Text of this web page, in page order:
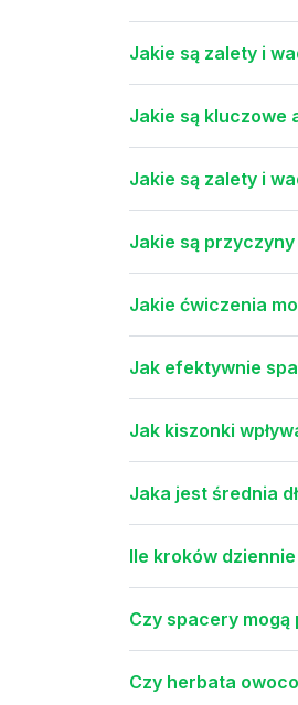
Jakie są zalety i
Jakie są kluczowe
Jakie są zalety i
Jakie są
Jakie ćwiczenia
Jak efektywnie
Jak kiszonki
Jaka jest średnia
Ile kroków
Czy spacery
Czy herbata